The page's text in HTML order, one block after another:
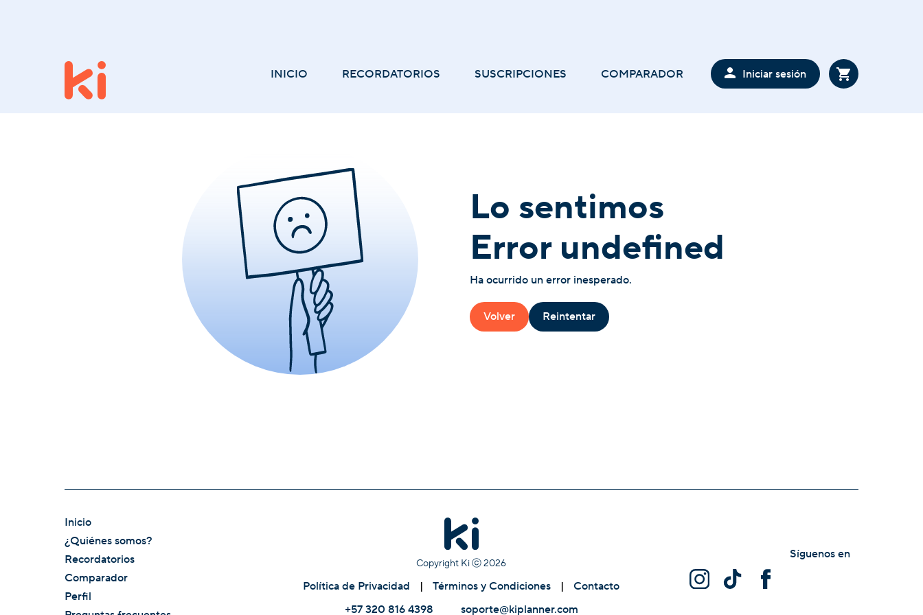
INICIO RECORDATORIOS SUSCRIPCIONES COMPARADOR Iniciar sesión
Lo sentimos
Error undefined
Ha ocurrido un error inesperado.
Volver Reintentar
Inicio
¿Quiénes somos?
Recordatorios
Comparador
Perfil
Copyright Ki ⓒ2026
Política de Privacidad | Términos y Condiciones |
Contacto
+57 320 816 4398
soporte@kiplanner.com
Síguenos en